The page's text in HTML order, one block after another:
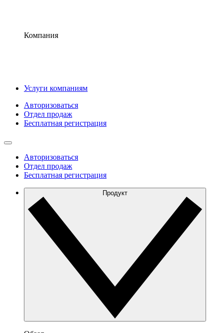
Компания
Услуги компаниям
Авторизоваться
Отдел продаж
Бесплатная регистрация
Авторизоваться
Отдел продаж
Бесплатная регистрация
Продукт